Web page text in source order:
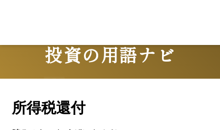
投資の用語ナビ
Terms
所得税還付